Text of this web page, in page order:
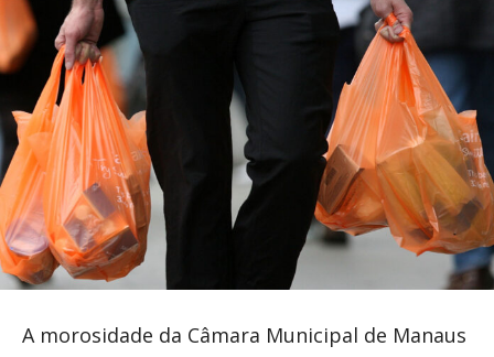
A morosidade da Câmara Municipal de Manaus